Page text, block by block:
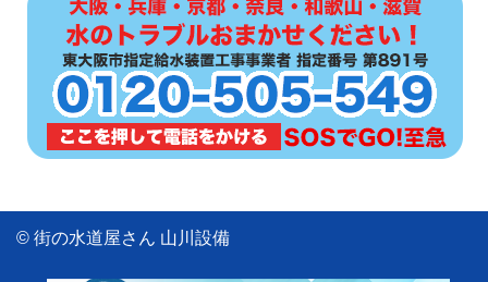
© 街の水道屋さん 山川設備